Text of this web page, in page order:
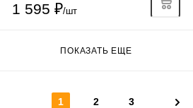
1 595 ₽/шт
ПОКАЗАТЬ ЕЩЕ
1 2 3